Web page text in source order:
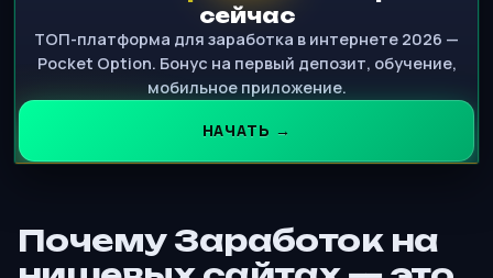
сейчас
ТОП-платформа для заработка в интернете 2026 —
Pocket Option. Бонус на первый депозит, обучение,
мобильное приложение.
НАЧАТЬ →
Почему Заработок на